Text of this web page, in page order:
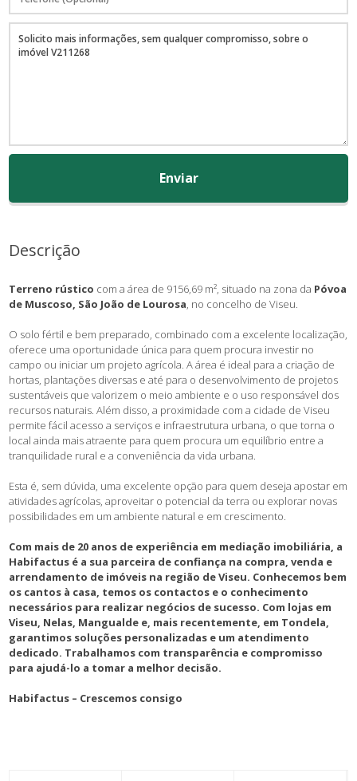
Enviar
Descrição
Terreno rústico com a área de 9156,69 m², situado na zona da Póvoa
de Muscoso, São João de Lourosa, no concelho de Viseu.
O solo fértil e bem preparado, combinado com a excelente localização,
oferece uma oportunidade única para quem procura investir no
campo ou iniciar um projeto agrícola. A área é ideal para a criação de
hortas, plantações diversas e até para o desenvolvimento de projetos
sustentáveis que valorizem o meio ambiente e o uso responsável dos
recursos naturais. Além disso, a proximidade com a cidade de Viseu
permite fácil acesso a serviços e infraestrutura urbana, o que torna o
local ainda mais atraente para quem procura um equilíbrio entre a
tranquilidade rural e a conveniência da vida urbana.
Esta é, sem dúvida, uma excelente opção para quem deseja apostar em
atividades agrícolas, aproveitar o potencial da terra ou explorar novas
possibilidades em um ambiente natural e em crescimento.
Com mais de 20 anos de experiência em mediação imobiliária, a
Habifactus é a sua parceira de confiança na compra, venda e
arrendamento de imóveis na região de Viseu. Conhecemos bem
os cantos à casa, temos os contactos e o conhecimento
necessários para realizar negócios de sucesso. Com lojas em
Viseu, Nelas, Mangualde e, mais recentemente, em Tondela,
garantimos soluções personalizadas e um atendimento
dedicado. Trabalhamos com transparência e compromisso
para ajudá-lo a tomar a melhor decisão.
Habifactus – Crescemos consigo